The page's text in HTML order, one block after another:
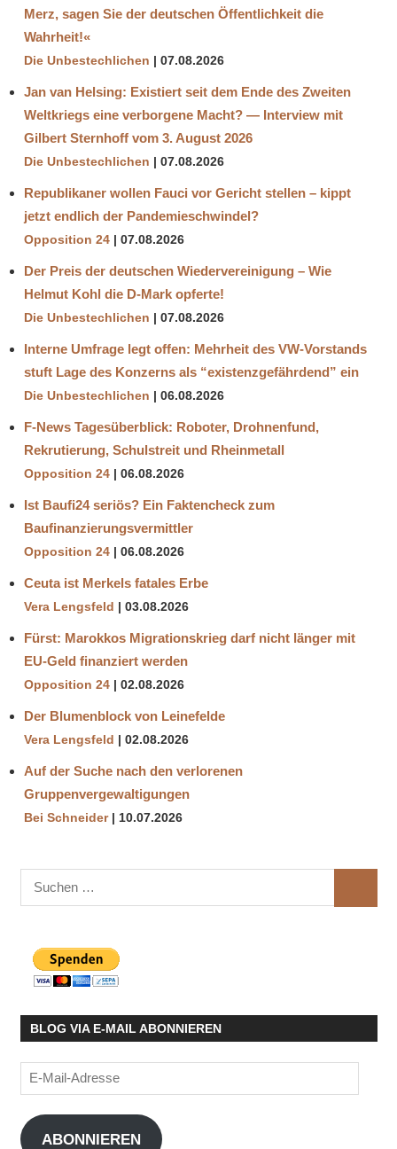
Merz, sagen Sie der deutschen Öffentlichkeit die
Wahrheit!«
Die Unbestechlichen 07.08.2026
Jan van Helsing: Existiert seit dem Ende des Zweiten
Weltkriegs eine verborgene Macht? — Interview mit
Gilbert Sternhoff vom 3. August 2026
Die Unbestechlichen 07.08.2026
Republikaner wollen Fauci vor Gericht stellen – kippt
jetzt endlich der Pandemieschwindel?
Opposition 24 07.08.2026
Der Preis der deutschen Wiedervereinigung – Wie
Helmut Kohl die D‑Mark opferte!
Die Unbestechlichen 07.08.2026
Interne Umfrage legt offen: Mehrheit des VW-Vorstands
stuft Lage des Konzerns als “existenzgefährdend” ein
Die Unbestechlichen 06.08.2026
F-News Tagesüberblick: Roboter, Drohnenfund,
Rekrutierung, Schulstreit und Rheinmetall
Opposition 24 06.08.2026
Ist Baufi24 seriös? Ein Faktencheck zum
Baufinanzierungsvermittler
Opposition 24 06.08.2026
Ceuta ist Merkels fatales Erbe
Vera Lengsfeld 03.08.2026
Fürst: Marokkos Migrationskrieg darf nicht länger mit
EU-Geld finanziert werden
Opposition 24 02.08.2026
Der Blumenblock von Leinefelde
Vera Lengsfeld 02.08.2026
Auf der Suche nach den verlorenen
Gruppenvergewaltigungen
Bei Schneider 10.07.2026
Suchen
nach:
BLOG VIA E-MAIL ABONNIEREN
E-
Mail-
Adresse
ABONNIEREN